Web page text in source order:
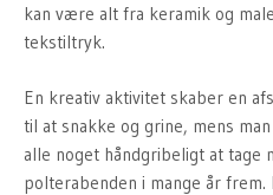
kan være alt fra keramik og
tekstiltryk.
En kreativ aktivitet skaber en
til at snakke og grine, mens
alle noget håndgribeligt at tage
polterabenden i mange år